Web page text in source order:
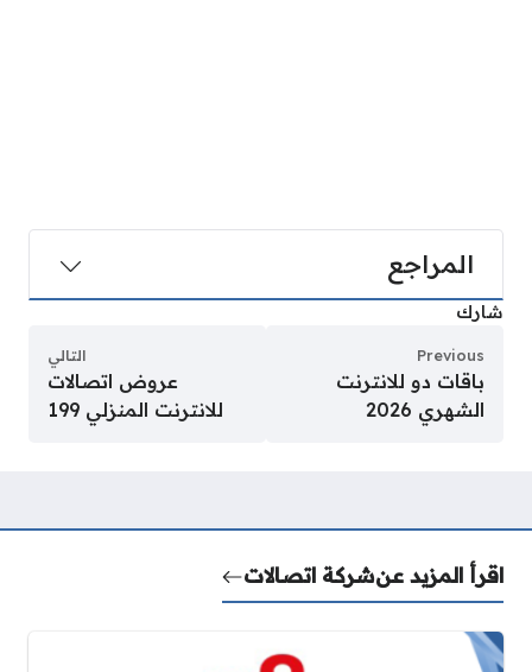
المراجع
شارك
Previous
باقات دو للانترنت
الشهري 2026
التالي
عروض اتصالات
للانترنت المنزلي 199
اقرأ المزيد عنشركة اتصالات